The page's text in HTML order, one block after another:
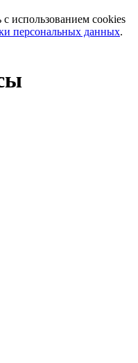
с использованием cookies
персональных данных.